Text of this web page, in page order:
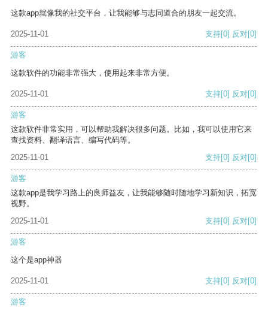
这款app就像我的社交平台，让我能够与志同道合的朋友一起交流。
2025-11-01 支持[0] 反对[0]
游客
这款软件的功能非常强大，使用起来非常方便。
2025-11-01 支持[0] 反对[0]
游客
这款软件非常实用，可以帮助我解决很多问题。比如，我可以使用它来
查找资料、翻译语言、编写代码等。
2025-11-01
支持[0] 反对[0]
游客
这款app是我学习路上的良师益友，让我能够随时随地学习新知识，拓宽
视野。
2025-11-01
支持[0] 反对[0]
游客
这个是app神器
2025-11-01 支持[0] 反对[0]
游客